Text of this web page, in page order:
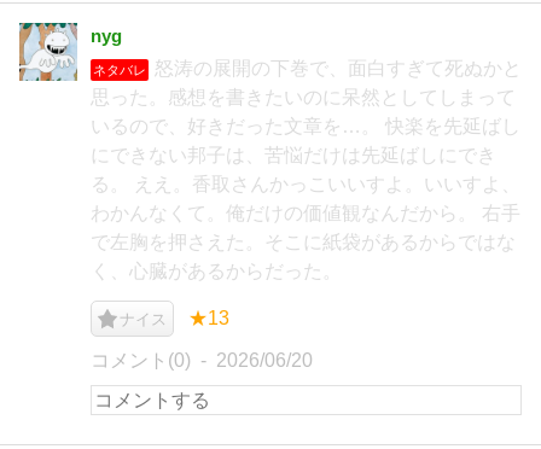
nyg
ネタバレ
怒涛の展開の下巻で、面白すぎて死ぬかと
思った。感想を書きたいのに呆然としてしまって
いるので、好きだった文章を…。 快楽を先延ばし
にできない邦子は、苦悩だけは先延ばしにでき
る。 ええ。香取さんかっこいいすよ。いいすよ、
わかんなくて。俺だけの価値観なんだから。 右手
で左胸を押さえた。そこに紙袋があるからではな
く、心臓があるからだった。
ナイス ★13
コメント(0) 2026/06/20